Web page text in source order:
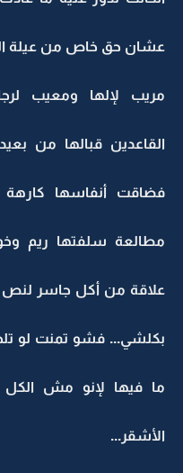
عشان حق خاص من عيلة
مريب لإلها ومعيب
القاعدين قبالها من
فضاقت أنفاسها
مطالعة سلفتها ريم
علاقة من أكل جاسر لنص
بكلشي... فشو تمنت لو
ما فيها لإنو مش
الأشقر...